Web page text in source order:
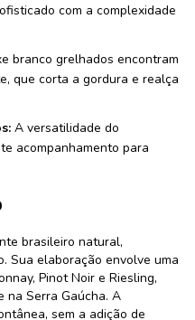
com a complexidade
branco grelhados encontram
que corta a gordura e realça
A versatilidade do
acompanhamento para
brasileiro natural,
Sua elaboração envolve uma
Pinot Noir e Riesling,
na Serra Gaúcha. A
sem a adição de